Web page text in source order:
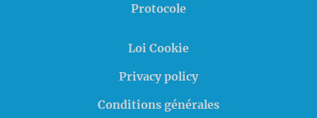
Protocole
Loi Cookie
Privacy policy
Conditions générales